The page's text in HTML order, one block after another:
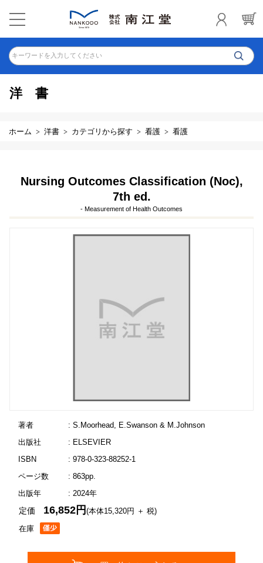
キーワードを入力してください
洋書
ホーム 洋書 カテゴリから探す 看護 看護
Nursing Outcomes Classification (Noc),
7th ed.
- Measurement of Health Outcomes
著者
: S.Moorhead, E.Swanson & M.Johnson
出版社
: ELSEVIER
ISBN
: 978-0-323-88252-1
ページ数
: 863pp.
出版年
: 2024年
在庫
定価 16,852円(本体15,320円 ＋ 税)